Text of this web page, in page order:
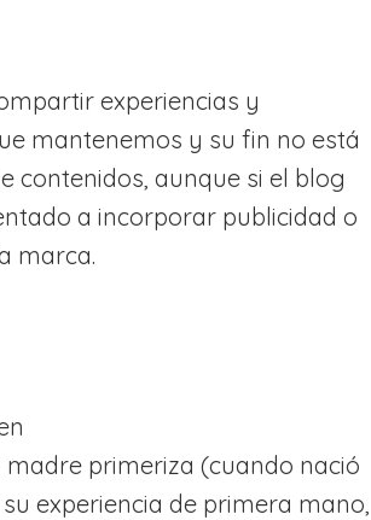
experiencias y
mantenemos y su fin no está
contenidos, aunque si el blog
a incorporar publicidad o
marca.
primeriza (cuando nació
experiencia de primera mano,